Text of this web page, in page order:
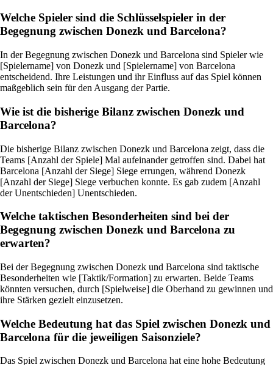
Welche Spieler sind die Schlüsselspieler in der
Begegnung zwischen Donezk und Barcelona?
In der Begegnung zwischen Donezk und Barcelona sind Spieler wie
[Spielername] von Donezk und [Spielername] von Barcelona
entscheidend. Ihre Leistungen und ihr Einfluss auf das Spiel können
maßgeblich sein für den Ausgang der Partie.
Wie ist die bisherige Bilanz zwischen Donezk und
Barcelona?
Die bisherige Bilanz zwischen Donezk und Barcelona zeigt, dass die
Teams [Anzahl der Spiele] Mal aufeinander getroffen sind. Dabei hat
Barcelona [Anzahl der Siege] Siege errungen, während Donezk
[Anzahl der Siege] Siege verbuchen konnte. Es gab zudem [Anzahl
der Unentschieden] Unentschieden.
Welche taktischen Besonderheiten sind bei der
Begegnung zwischen Donezk und Barcelona zu
erwarten?
Bei der Begegnung zwischen Donezk und Barcelona sind taktische
Besonderheiten wie [Taktik/Formation] zu erwarten. Beide Teams
könnten versuchen, durch [Spielweise] die Oberhand zu gewinnen und
ihre Stärken gezielt einzusetzen.
Welche Bedeutung hat das Spiel zwischen Donezk und
Barcelona für die jeweiligen Saisonziele?
Das Spiel zwischen Donezk und Barcelona hat eine hohe Bedeutung